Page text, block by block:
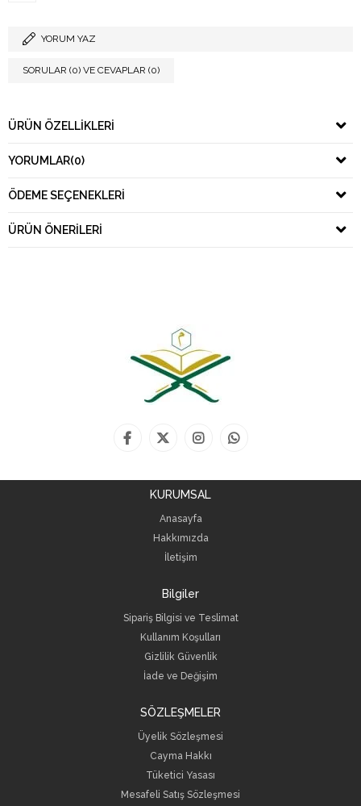
YORUM YAZ
SORULAR (0) VE CEVAPLAR (0)
ÜRÜN ÖZELLIKLERI
YORUMLAR(0)
ÖDEME SEÇENEKLERI
ÜRÜN ÖNERILERI
KURUMSAL
Anasayfa
Hakkımızda
İletişim
Bilgiler
Sipariş Bilgisi ve Teslimat
Kullanım Koşulları
Gizlilik Güvenlik
İade ve Değişim
SÖZLEŞMELER
Üyelik Sözleşmesi
Cayma Hakkı
Tüketici Yasası
Mesafeli Satış Sözleşmesi